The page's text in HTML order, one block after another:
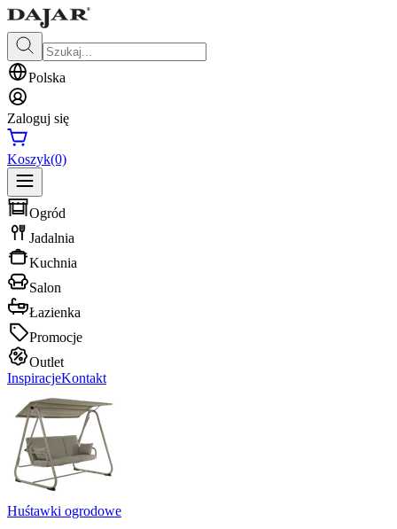
Polska
Zaloguj się
Koszyk(0)
Ogród
Jadalnia
Kuchnia
Salon
Łazienka
Promocje
Outlet
InspiracjeKontakt
Huśtawki ogrodowe